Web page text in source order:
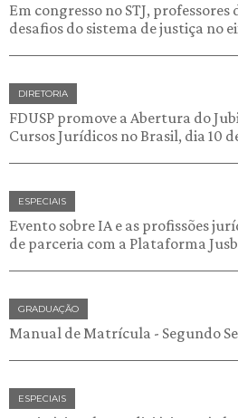
Em congresso no STJ, professores
desafios do sistema de justiça no
DIRETORIA
FDUSP promove a Abertura do
Cursos Jurídicos no Brasil, dia 10
ESPECIAIS
Evento sobre IA e as profissões
de parceria com a Plataforma
GRADUAÇÃO
Manual de Matrícula - Segundo
ESPECIAIS